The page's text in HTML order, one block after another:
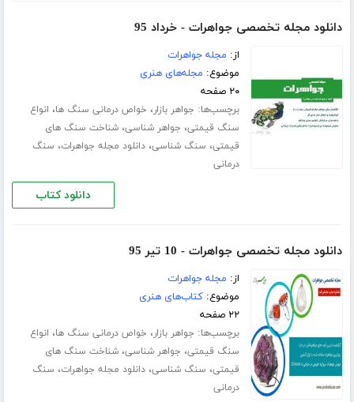
دانلود مجله تخصصی جواهرات - خرداد 95
از: مجله جواهرات
موضوع: مجله‌های هنری
۲۰ صفحه
برچسب‌ها: جواهر بازار، خواص درمانی سنگ ها، انواع
سنگ قیمتی، جواهر شناسی،شناخت سنگ های
قیمتی، سنگ شناسی،دانلود مجله جواهرات، سنگ
درمانی
دانلود کتاب
دانلود مجله تخصصی جواهرات - 10 تیر 95
از: مجله جواهرات
موضوع:کتاب‌های هنری
۲۲ صفحه
برچسب‌ها: جواهر بازار، خواص درمانی سنگ ها، انواع
سنگ قیمتی، جواهر شناسی،شناخت سنگ های
قیمتی، سنگ شناسی،دانلود مجله جواهرات، سنگ
درمانی